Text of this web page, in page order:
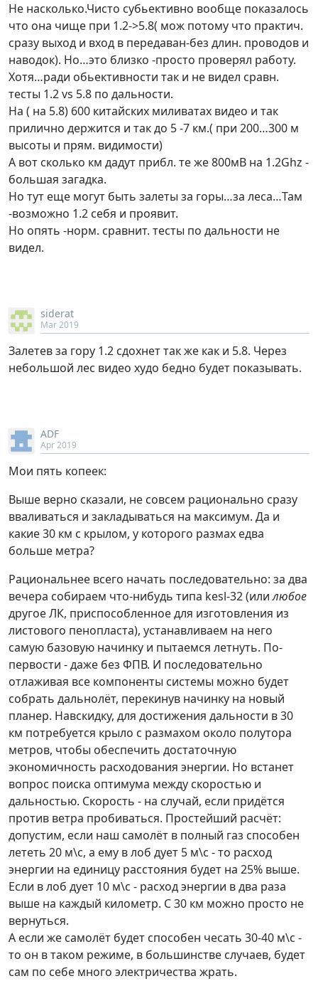
Не насколько.Чисто субьективно вообще показалось
что она чище при 1.2->5.8( мож потому что практич.
сразу выход и вход в передаван-без длин. проводов и
наводок). Но…это близко -просто проверял работу.
Хотя…ради обьективности так и не видел сравн.
тесты 1.2 vs 5.8 по дальности.
На ( на 5.8) 600 китайских миливатах видео и так
прилично держится и так до 5 -7 км.( при 200…300 м
высоты и прям. видимости)
А вот сколько км дадут прибл. те же 800мВ на 1.2Ghz -
большая загадка.
Но тут еще могут быть залеты за горы…за леса…Там
-возможно 1.2 себя и проявит.
Но опять -норм. сравнит. тесты по дальности не
видел.
siderat
Mar 2019
Залетев за гору 1.2 сдохнет так же как и 5.8. Через
небольшой лес видео худо бедно будет показывать.
ADF
Apr 2019
Мои пять копеек:
Выше верно сказали, не совсем рационально сразу
вваливаться и закладываться на максимум. Да и
какие 30 км с крылом, у которого размах едва
больше метра?
Рациональнее всего начать последовательно: за два
вечера собираем что-нибудь типа kesl-32 (илилюбое
другое ЛК, приспособленное для изготовления из
листового пенопласта), устанавливаем на него
самую базовую начинку и пытаемся летнуть. По-
первости - даже без ФПВ. И последовательно
отлаживая все компоненты системы можно будет
собрать дальнолёт, перекинув начинку на новый
планер. Навскидку, для достижения дальности в 30
км потребуется крыло с размахом около полутора
метров, чтобы обеспечить достаточную
экономичность расходования энергии. Но встанет
вопрос поиска оптимума между скоростью и
дальностью. Скорость - на случай, если придётся
против ветра пробиваться. Простейший расчёт:
допустим, если наш самолёт в полный газ способен
лететь 20 м\с, а ему в лоб дует 5 м\с - то расход
энергии на единицу расстояния будет на 25% выше.
Если в лоб дует 10 м\с - расход энергии в два раза
выше на каждый километр. С 30 км можно просто не
вернуться.
А если же самолёт будет способен чесать 30-40 м\с -
то он в таком режиме, в большинстве случаев, будет
сам по себе много электричества жрать.